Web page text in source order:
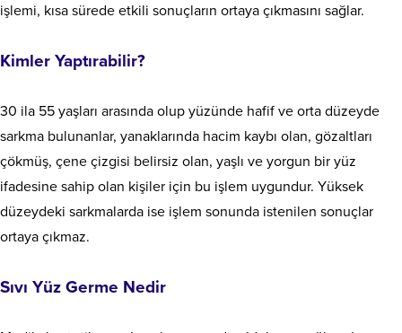
işlemi, kısa sürede etkili sonuçların ortaya çıkmasını sağlar.
Kimler Yaptırabilir?
30 ila 55 yaşları arasında olup yüzünde hafif ve orta düzeyde
sarkma bulunanlar, yanaklarında hacim kaybı olan, gözaltları
çökmüş, çene çizgisi belirsiz olan, yaşlı ve yorgun bir yüz
ifadesine sahip olan kişiler için bu işlem uygundur. Yüksek
düzeydeki sarkmalarda ise işlem sonunda istenilen sonuçlar
ortaya çıkmaz.
Sıvı Yüz Germe Nedir